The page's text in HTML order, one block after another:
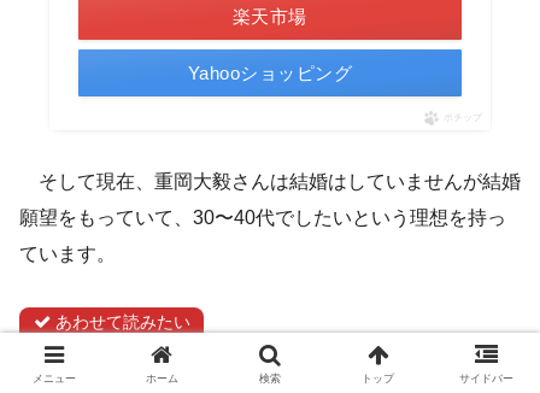
楽天市場
Yahooショッピング
ポチップ
そして現在、重岡大毅さんは結婚はしていませんが結婚
願望をもっていて、30〜40代でしたいという理想を持っ
ています。
あわせて読みたい
・WEST.濱田崇裕の好きなタイプは？結婚観につい
メニュー ホーム 検索 トップ サイドバー